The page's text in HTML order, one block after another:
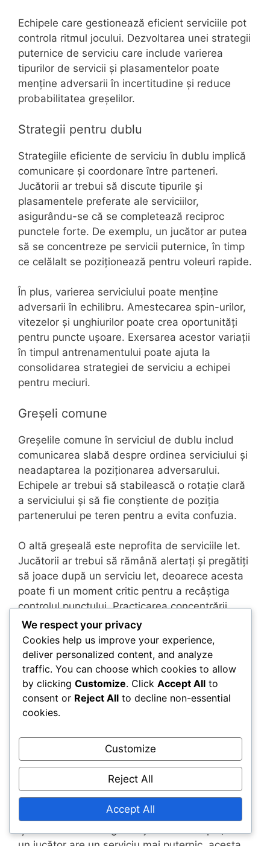
Echipele care gestionează eficient serviciile pot
controla ritmul jocului. Dezvoltarea unei strategii
puternice de serviciu care include varierea
tipurilor de servicii și plasamentelor poate
menține adversarii în incertitudine și reduce
probabilitatea greșelilor.
Strategii pentru dublu
Strategiile eficiente de serviciu în dublu implică
comunicare și coordonare între parteneri.
Jucătorii ar trebui să discute tipurile și
plasamentele preferate ale serviciilor,
asigurându-se că se completează reciproc
punctele forte. De exemplu, un jucător ar putea
să se concentreze pe servicii puternice, în timp
ce celălalt se poziționează pentru voleuri rapide.
În plus, varierea serviciului poate menține
adversarii în echilibru. Amestecarea spin-urilor,
vitezelor și unghiurilor poate crea oportunități
pentru puncte ușoare. Exersarea acestor variații
în timpul antrenamentului poate ajuta la
consolidarea strategiei de serviciu a echipei
pentru meciuri.
Greșeli comune
Greșelile comune în serviciul de dublu includ
comunicarea slabă despre ordinea serviciului și
neadaptarea la poziționarea adversarului.
Echipele ar trebui să stabilească o rotație clară
a serviciului și să fie conștiente de poziția
partenerului pe teren pentru a evita confuzia.
O altă greșeală este neprofita de serviciile let.
Jucătorii ar trebui să rămână alertați și pregătiți
să joace după un serviciu let, deoarece acesta
poate fi un moment critic pentru a recâștiga
controlul punctului. Practicarea concentrării
mentale în aceste situații poate ajuta echipele
să valorifice aceste oportunități.
Ordinea serviciului în dublu
În dublu, ordinea serviciului este crucială pentru
menținerea strategiei și ritmului echipei. Fiecare
predeterminată, care ar trebui comunicată clar
înainte de meci. De obicei, jucătorul care
servește primul va alterna cu partenerul său
Înțelegerea ordinii serviciului ajută echipele să
își elaboreze strategia de joc. De exemplu, dacă
We respect your privacy
Cookies help us improve your experience,
deliver personalized content, and analyze
traffic. You can choose which cookies to allow
by clicking Customize. Click Accept All to
consent or Reject All to decline non-essential
cookies.
Customize
Reject All
Accept All